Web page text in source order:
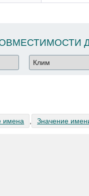
имена Значение